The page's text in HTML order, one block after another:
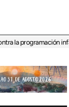
infantil